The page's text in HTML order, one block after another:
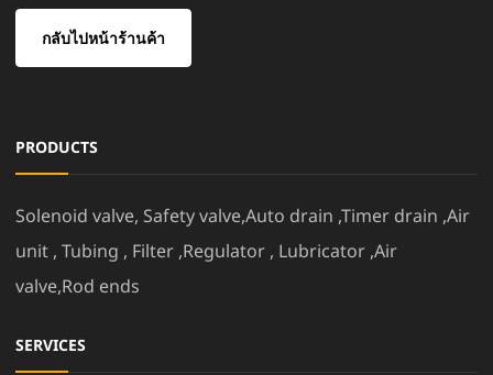
กลับไปหน้าร้านค้า
PRODUCTS
Solenoid valve, Safety valve,Auto drain ,Timer drain ,Air
unit , Tubing , Filter ,Regulator , Lubricator ,Air
valve,Rod ends
SERVICES